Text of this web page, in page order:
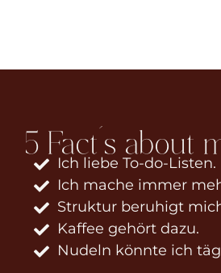
5 Fact´s about
Ich liebe To-do-Listen.
Ich mache immer
Struktur beruhigt
Kaffee gehört dazu.
Nudeln könnte ich